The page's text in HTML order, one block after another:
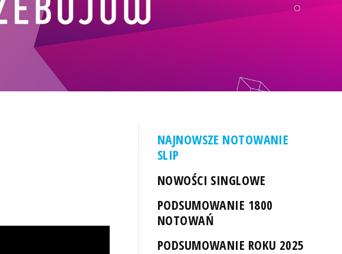
NAJNOWSZE NOTOWANIE
SLIP
NOWOŚCI SINGLOWE
PODSUMOWANIE 1800
NOTOWAŃ
PODSUMOWANIE ROKU 2025